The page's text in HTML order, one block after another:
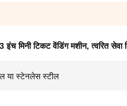
इंच मिनी टिकट वेंडिंग मशीन,त्वरित
या स्टेनलेस स्टील